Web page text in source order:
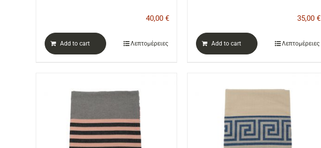
40,00 €
Add to cart Λεπτομέρειες
35,00 €
Add to cart Λεπτομέρειες